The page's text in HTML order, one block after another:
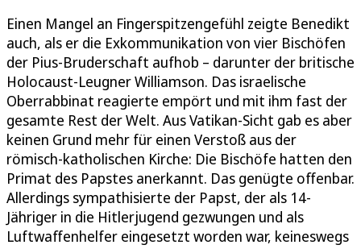
Einen Mangel an Fingerspitzengefühl zeigte Benedikt
auch, als er die Exkommunikation von vier Bischöfen
der Pius-Bruderschaft aufhob – darunter der britische
Holocaust-Leugner Williamson. Das israelische
Oberrabbinat reagierte empört und mit ihm fast der
gesamte Rest der Welt. Aus Vatikan-Sicht gab es aber
keinen Grund mehr für einen Verstoß aus der
römisch-katholischen Kirche: Die Bischöfe hatten den
Primat des Papstes anerkannt. Das genügte offenbar.
Allerdings sympathisierte der Papst, der als 14-
Jähriger in die Hitlerjugend gezwungen und als
Luftwaffenhelfer eingesetzt worden war, keineswegs